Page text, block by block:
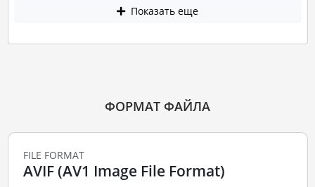
Показать еще
ФОРМАТ ФАЙЛА
FILE FORMAT
AVIF (AV1 Image File Format)